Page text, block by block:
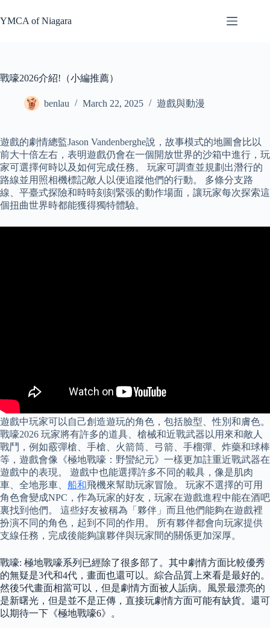
to
content
YMCA of Niagara
戰嚎2026介紹!（小編推薦）
benlau March 22, 2025 遊戲與動漫
遊戲的劇情總監Jason Vandenberghe說，故事模式的地圖會比以
前大十倍左右，表明遊戲仍會在一個開放世界的沙箱中進行，玩
家可選擇何時以及如何完成任務。 玩家可調查並規劃出潛行的
路線並用照相機標記敵人以便追蹤他們的行動。 多條分支路
線、平臺式探險和時時刻刻緊張的動作場面，讓玩家每次探索這
個扭曲世界時都能獲得獨特體驗。
遊戲中玩家可以自己創造遊玩的角色，包括臉型、性別和膚色。
戰嚎2026 玩家將有許多的道具、槍械和近戰武器以用來和敵人
戰鬥，例如霰彈槍、手槍、火箭筒、弓箭、手榴彈、炸藥和球棒
等，遊戲會像《極地戰嚎：野蠻紀元》一樣更加註重近戰武器在
遊戲中的表現。 遊戲中也能選擇許多不同的載具，像是肌肉
車、全地形車、 船和飛機來幫助玩家冒險。 玩家不選擇的可用
角色會變成NPC，作為玩家的好友，玩家在遊戲進程中能在酒吧
裏找到他們。 這些好友被稱為「夥伴」而且他們能夠在遊戲裡
扮演不同的角色，起到不同的作用。 所有夥伴都會向玩家提供
支線任務，完成後能夠讓夥伴與玩家間的關係更加深厚。
戰嚎: 極地戰嚎系列已經除了很多部了。其中劇情方面比較優秀
的無疑是3代和4代，畫面也還可以。綜合品質上來看是最好的。
然後5代畫面相當可以，但是劇情方面被人詬病。風景最漂亮的
是新曙光，但是並不是正傳，直接玩劇情方面可能有缺貨。還可
以期待一下《極地戰嚎6》。